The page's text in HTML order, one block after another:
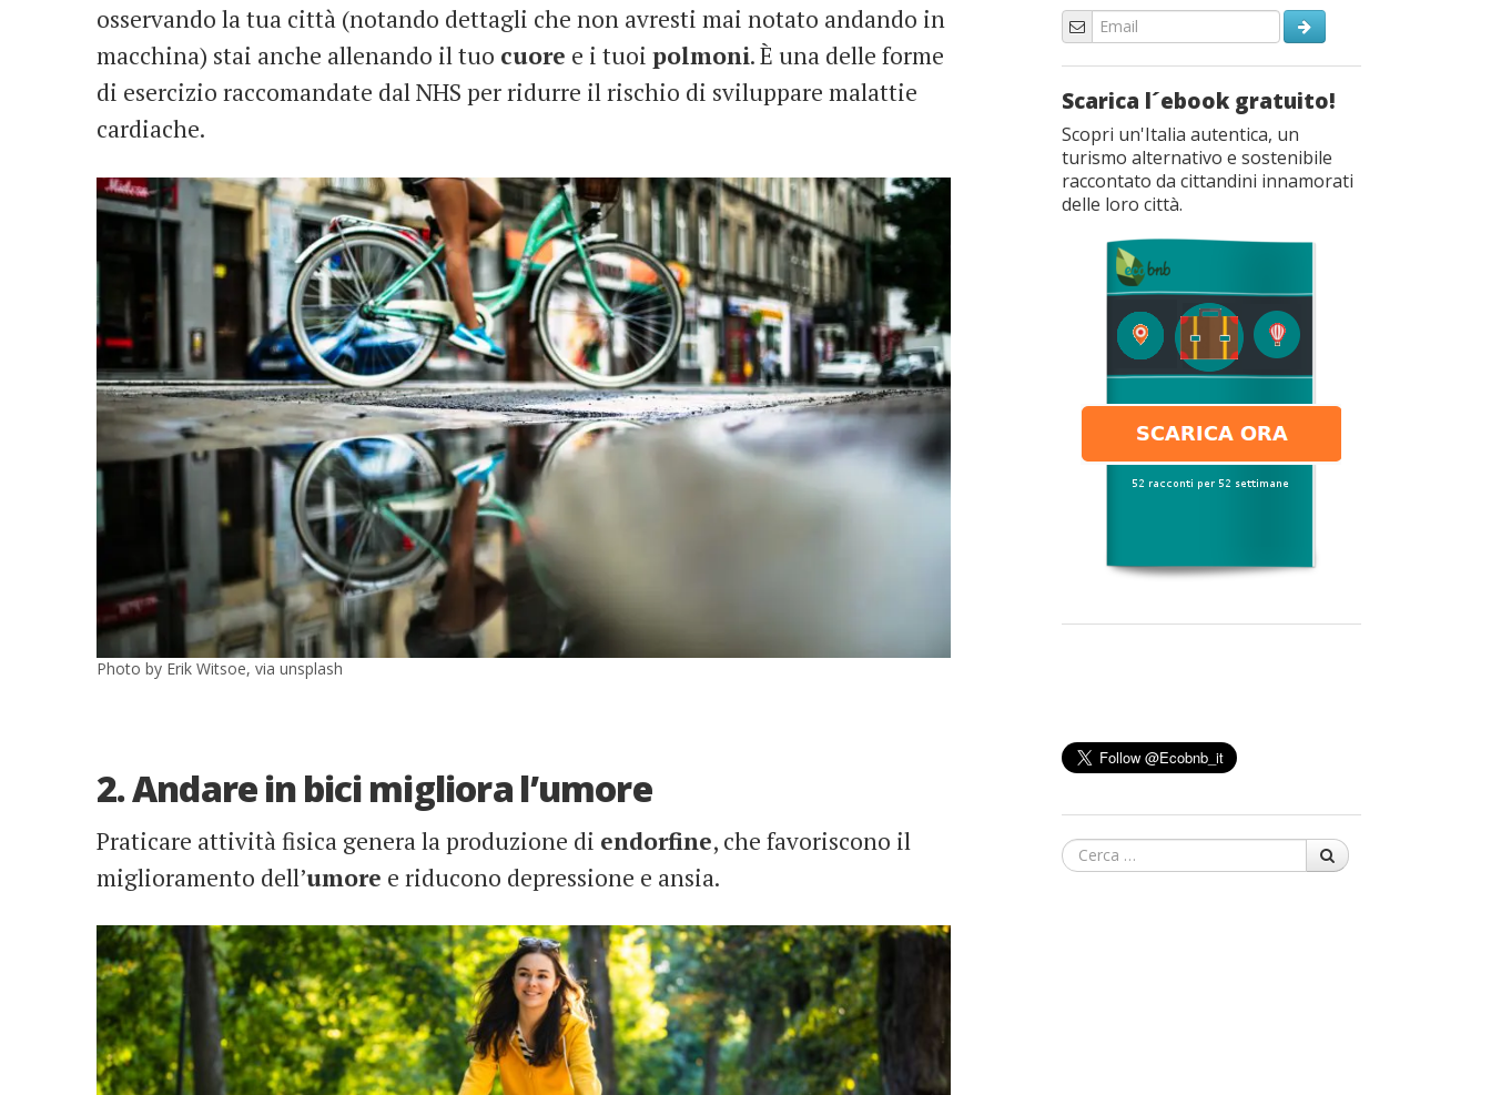
osservando la tua città (notando dettagli che non avresti mai notato andando in
macchina) stai anche allenando il tuo cuore e i tuoi polmoni. È una delle forme
di esercizio raccomandate dal NHS per ridurre il rischio di sviluppare malattie
cardiache.
Photo by Erik Witsoe, via unsplash
2. Andare in bici migliora l’umore
Praticare attività fisica genera la produzione di endorfine, che favoriscono il
miglioramento dell’umore e riducono depressione e ansia.
Scarica l´ebook gratuito!
Scopri un'Italia autentica, un
turismo alternativo e sostenibile
raccontato da cittandini innamorati
delle loro città.
Cerca